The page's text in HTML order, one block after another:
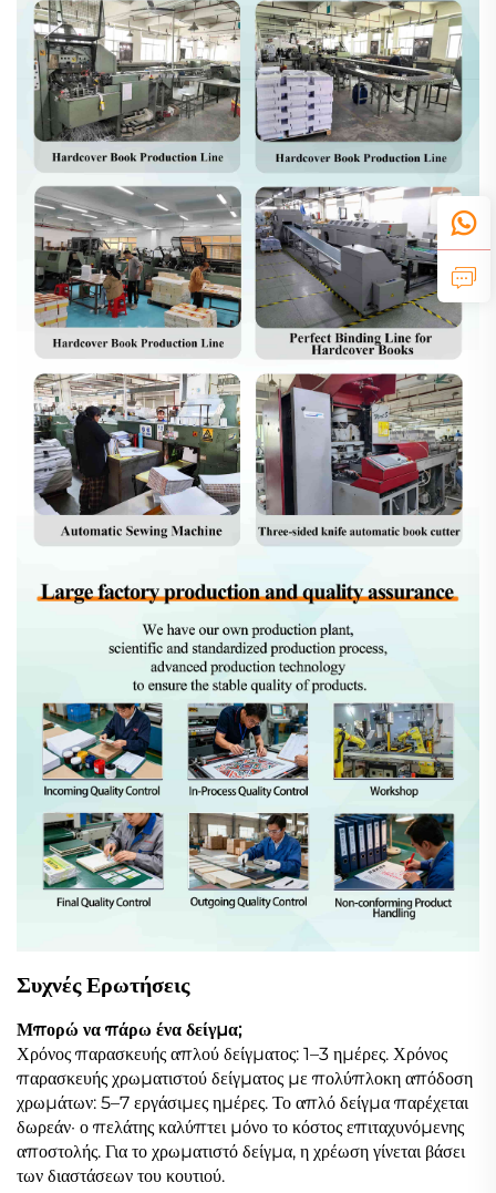
Συχνές Ερωτήσεις
Μπορώ να πάρω ένα δείγμα;
Χρόνος παρασκευής απλού δείγματος: 1–3 ημέρες. Χρόνος
παρασκευής χρωματιστού δείγματος με πολύπλοκη απόδοση
χρωμάτων: 5–7 εργάσιμες ημέρες. Το απλό δείγμα παρέχεται
δωρεάν· ο πελάτης καλύπτει μόνο το κόστος επιταχυνόμενης
αποστολής. Για το χρωματιστό δείγμα, η χρέωση γίνεται βάσει
των διαστάσεων του κουτιού.